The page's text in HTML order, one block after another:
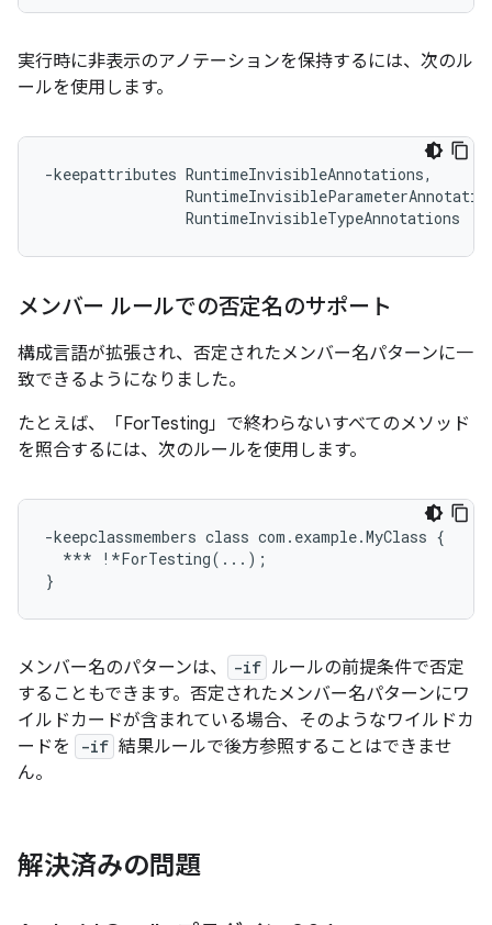
実行時に非表示のアノテーションを保持するには、次のル
ールを使用します。
-keepattributes RuntimeInvisibleAnnotations,
メンバー ルールでの否定名のサポート
構成言語が拡張され、否定されたメンバー名パターンに一
致できるようになりました。
たとえば、「ForTesting」で終わらないすべてのメソッド
を照合するには、次のルールを使用します。
-keepclassmembers class com.example.MyClass {
  *** !*ForTesting(...);
メンバー名のパターンは、 -if ルールの前提条件で否定
することもできます。否定されたメンバー名パターンにワ
イルドカードが含まれている場合、そのようなワイルドカ
ードを
-if 結果ルールで後方参照することはできませ
ん。
解決済みの問題